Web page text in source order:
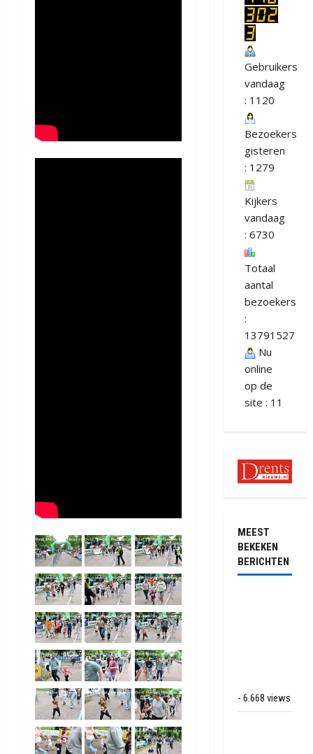
Gebruikers
vandaag
: 1120
Bezoekers
gisteren
: 1279
Kijkers
vandaag
: 6730
Totaal
aantal
bezoekers
:
13791527
Nu
online
op de
site : 11
MEEST
BEKEKEN
BERICHTEN
- 6.668 views